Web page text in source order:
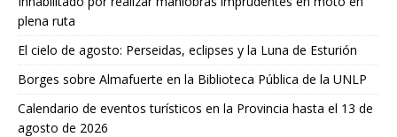
plena ruta
El cielo de agosto: Perseidas, eclipses y la Luna de Esturión
Borges sobre Almafuerte en la Biblioteca Pública de la UNLP
Calendario de eventos turísticos en la Provincia hasta el 13 de
agosto de 2026